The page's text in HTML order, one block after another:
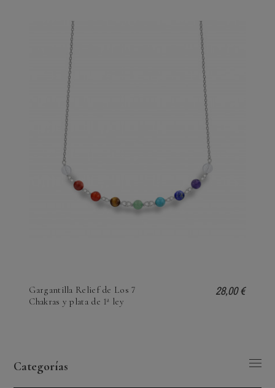
Categorías
Gargantilla Relief de Los 7
Chakras y plata de 1ª ley
28,00 €